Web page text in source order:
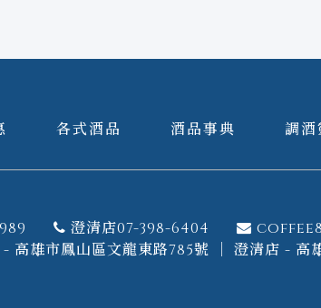
各式酒品 酒品事典 調酒
澄清店07-398-6404
高雄市鳳山區文龍東路785號 ｜ 澄清店 - 高